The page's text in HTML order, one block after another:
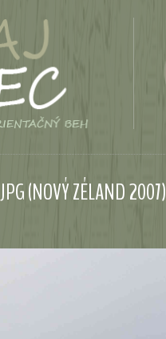
(NOVÝ ZÉLAND 2007)